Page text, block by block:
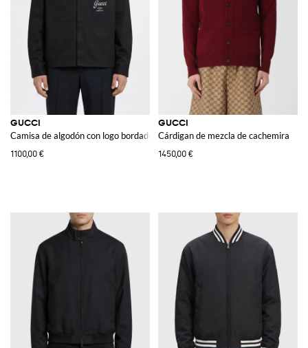
GUCCI
Camisa de algodón con logo bordado
1100,00 €
GUCCI
Cárdigan de mezcla de cachemira
1450,00 €